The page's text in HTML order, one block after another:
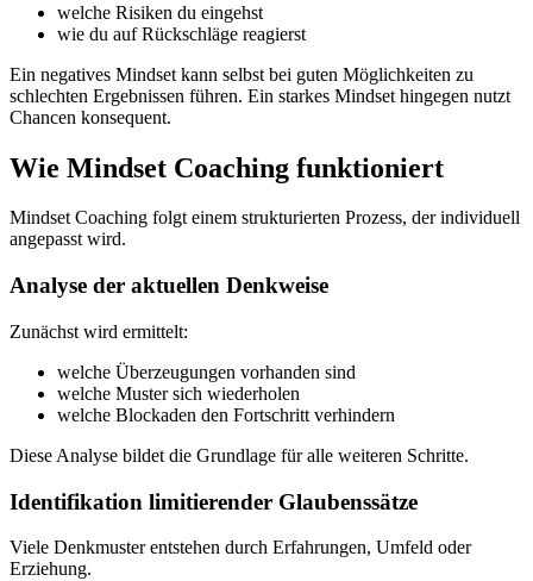
welche Risiken du eingehst
wie du auf Rückschläge reagierst
Ein negatives Mindset kann selbst bei guten Möglichkeiten zu
schlechten Ergebnissen führen. Ein starkes Mindset hingegen nutzt
Chancen konsequent.
Wie Mindset Coaching funktioniert
Mindset Coaching folgt einem strukturierten Prozess, der individuell
angepasst wird.
Analyse der aktuellen Denkweise
Zunächst wird ermittelt:
welche Überzeugungen vorhanden sind
welche Muster sich wiederholen
welche Blockaden den Fortschritt verhindern
Diese Analyse bildet die Grundlage für alle weiteren Schritte.
Identifikation limitierender Glaubenssätze
Viele Denkmuster entstehen durch Erfahrungen, Umfeld oder
Erziehung.